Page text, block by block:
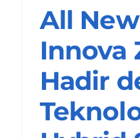
System
All
Innova
Hadir